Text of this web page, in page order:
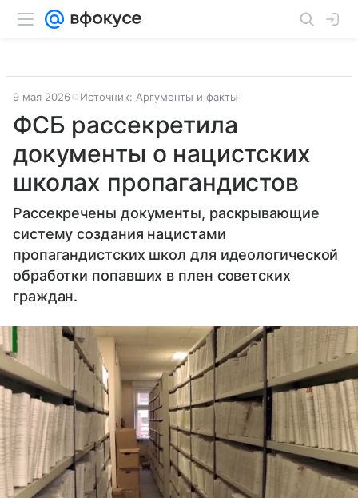
9 мая 2026 Источник: Аргументы и факты
ФСБ рассекретила
документы о нацистских
школах пропагандистов
Рассекречены документы, раскрывающие
систему создания нацистами
пропагандистских школ для идеологической
обработки попавших в плен советских
граждан.